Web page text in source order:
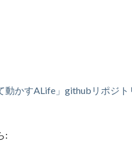
動かすALife」githubリポジト
: